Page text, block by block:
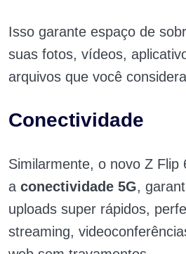
Isso garante espaço de
suas fotos, vídeos,
arquivos que você
Conectividade
Similarmente, o novo Z Flip
a conectividade 5G,
uploads super rápidos,
streaming,